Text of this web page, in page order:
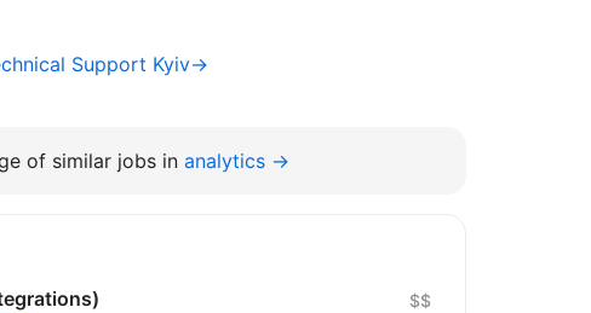
Support Kyiv→
of similar jobs in analytics →
$$